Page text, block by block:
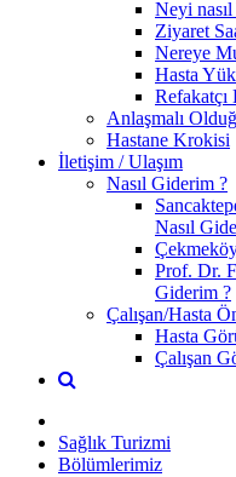
Neyi nasıl
Ziyaret
Nereye
Hasta
Refakatçı
Anlaşmalı
Hastane Krokisi
İletişim / Ulaşım
Nasıl Giderim ?
Nasıl
Prof. Dr.
Giderim ?
Çalışan/Hasta
Hasta
Çalışan
Sağlık Turizmi
Bölümlerimiz